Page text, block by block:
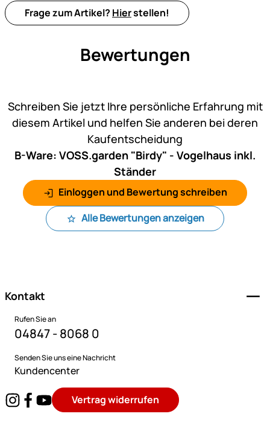
Frage zum Artikel? Hierstellen!
Bewertungen
Schreiben Sie jetzt Ihre persönliche Erfahrung mit
diesem Artikel und helfen Sie anderen bei deren
Kaufentscheidung
B-Ware: VOSS.garden "Birdy" - Vogelhaus inkl.
Ständer
Einloggen und Bewertung schreiben
Alle Bewertungen anzeigen
Kontakt
Rufen Sie an
04847 - 8068 0
Senden Sie uns eine Nachricht
Kundencenter
Vertrag widerrufen